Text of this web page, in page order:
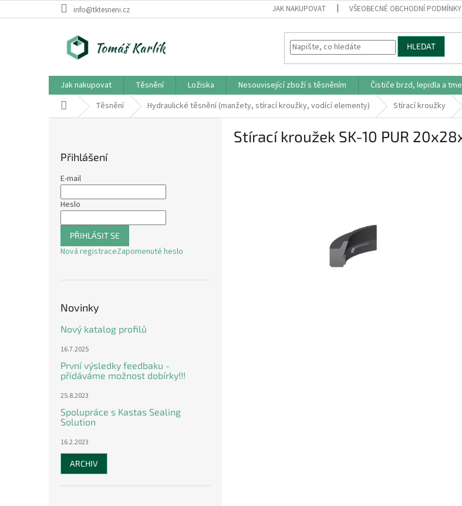
na
info@tktesneni.cz JAK NAKUPOVAT VŠEOBECNÉ OBCHODNÍ PODMÍNKY
HLEDAT
Jak nakupovat Těsnění Ložiska Nesouvisející zboží s těsněním Čističe brzd, lepidla a
Domů Těsnění Hydraulické těsnění (manžety, stírací kroužky, vodící elementy) Stírací kroužky
Přihlášení
E-mail
Heslo
PŘIHLÁSIT SE
Nová registraceZapomenuté heslo
Novinky
Nový katalog profilů
16.7.2025
První výsledky feedbaku -
přidáváme možnost dobírky!!!
25.8.2023
Spolupráce s Kastas Sealing
Solution
16.2.2023
ARCHIV
Stírací kroužek SK-10 PUR